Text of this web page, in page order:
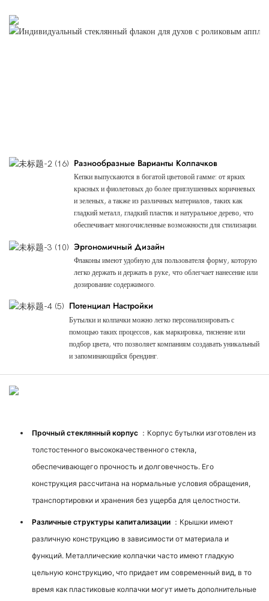
Разнообразные Варианты Колпачков
Кепки выпускаются в богатой цветовой гамме: от ярких
красных и фиолетовых до более приглушенных коричневых
и зеленых, а также из различных материалов, таких как
гладкий металл, гладкий пластик и натуральное дерево, что
обеспечивает многочисленные возможности для стилизации.
Эргономичный Дизайн
Флаконы имеют удобную для пользователя форму, которую
легко держать и держать в руке, что облегчает нанесение или
дозирование содержимого.
Потенциал Настройки
Бутылки и колпачки можно легко персонализировать с
помощью таких процессов, как маркировка, тиснение или
подбор цвета, что позволяет компаниям создавать уникальный
и запоминающийся брендинг.
Прочный стеклянный корпус ：Корпус бутылки изготовлен из
толстостенного высококачественного стекла,
обеспечивающего прочность и долговечность. Его
конструкция рассчитана на нормальные условия обращения,
транспортировки и хранения без ущерба для целостности.
Различные структуры капитализации ：Крышки имеют
различную конструкцию в зависимости от материала и
функций. Металлические колпачки часто имеют гладкую
цельную конструкцию, что придает им современный вид, в то
время как пластиковые колпачки могут иметь дополнительные